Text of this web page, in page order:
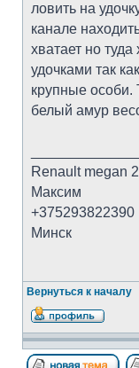
ловить на
канале
хватает но
удочками так
крупные
белый амур
Renault megan
Максим
+375293822390
Минск
Вернуться к началу